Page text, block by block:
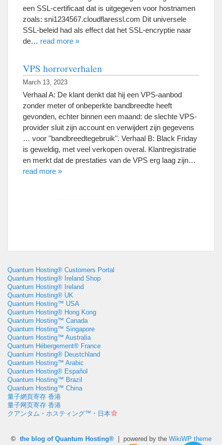
een SSL-certificaat dat is uitgegeven voor hostnamen
zoals: sni1234567.cloudflaressl.com Dit universele
SSL-beleid had als effect dat het SSL-encryptie naar
de… read more »
VPS horrorverhalen
March 13, 2023
Verhaal A: De klant denkt dat hij een VPS-aanbod
zonder meter of onbeperkte bandbreedte heeft
gevonden, echter binnen een maand: de slechte VPS-
provider sluit zijn account en verwijdert zijn gegevens
… voor "bandbreedtegebruik". Verhaal B: Black Friday
is geweldig, met veel verkopen overal. Klantregistratie
en merkt dat de prestaties van de VPS erg laag zijn…
read more »
Quantum Hosting® Customers Portal
Quantum Hosting® Ireland Shop
Quantum Hosting® Ireland
Quantum Hosting® UK
Quantum Hosting™ USA
Quantum Hosting® Hong Kong
Quantum Hosting™ Canada
Quantum Hosting™ Singapore
Quantum Hosting™ Australia
Quantum Hébergement® France
Quantum Hosting® Deustchland
Quantum Hosting™ Arabic
Quantum Hosting® Español
Quantum Hosting™ Brazil
Quantum Hosting™ China
量子網頁寄存 香港
量子网页寄存 香港
クアンタム・ホスティング™・日本
© the blog of Quantum Hosting®| powered by the WikiWP theme